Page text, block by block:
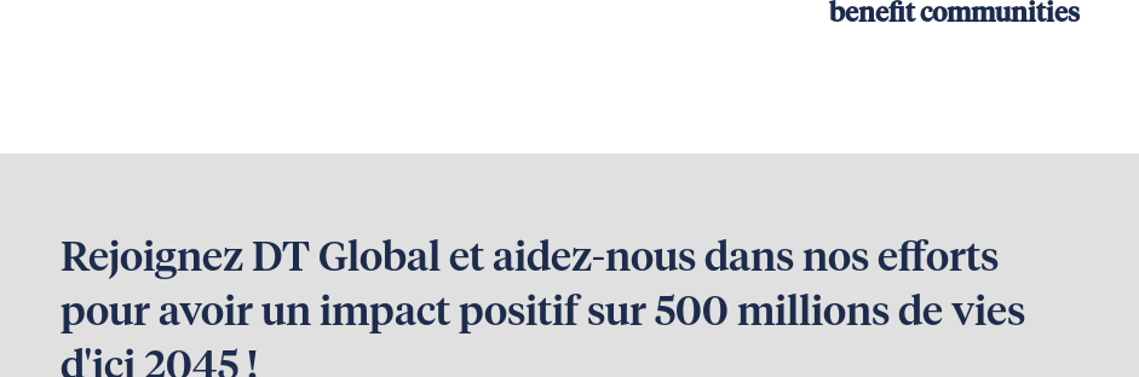
benefit communities
Rejoignez DT Global et aidez-nous dans nos efforts
pour avoir un impact positif sur 500 millions de vies
d'ici 2045 !